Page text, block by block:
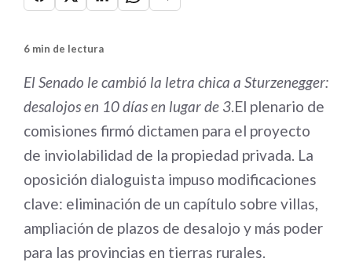
6 min de lectura
El Senado le cambió la letra chica a Sturzenegger:
desalojos en 10 días en lugar de 3.El plenario de
comisiones firmó dictamen para el proyecto
de inviolabilidad de la propiedad privada. La
oposición dialoguista impuso modificaciones
clave: eliminación de un capítulo sobre villas,
ampliación de plazos de desalojo y más poder
para las provincias en tierras rurales.